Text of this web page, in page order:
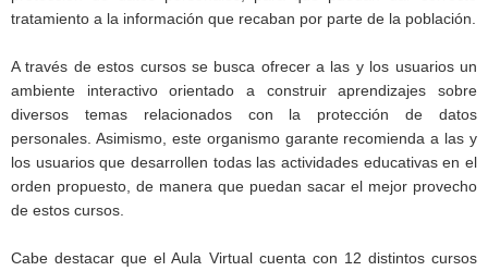
tratamiento a la información que recaban por parte de la población.
A través de estos cursos se busca ofrecer a las y los usuarios un
ambiente interactivo orientado a construir aprendizajes sobre
diversos temas relacionados con la protección de datos
personales. Asimismo, este organismo garante recomienda a las y
los usuarios que desarrollen todas las actividades educativas en el
orden propuesto, de manera que puedan sacar el mejor provecho
de estos cursos.
Cabe destacar que el Aula Virtual cuenta con 12 distintos cursos